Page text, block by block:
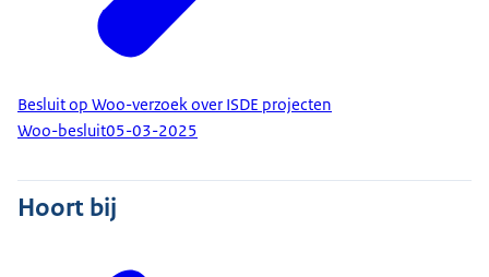
Besluit op Woo-verzoek over ISDE projecten
Woo-besluit05-03-2025
Hoort bij